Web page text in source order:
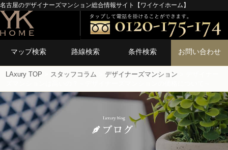
名古屋のデザイナーズマンション総合情報サイト【ワイケイホーム】
マップ検索 路線検索 条件検索 お問い合わせ
LAxury TOP スタッフコラム >デザイナーズマンション